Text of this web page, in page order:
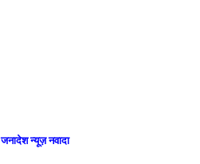
जनादेश न्यूज़ नवादा